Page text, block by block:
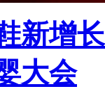
新增
大会